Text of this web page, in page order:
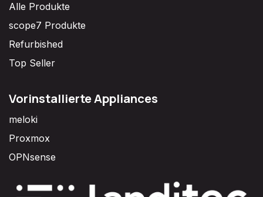
Alle Produkte
scope7 Produkte
Refurbished
Top Seller
Vorinstallierte Appliances
meloki
Proxmox
OPNsense